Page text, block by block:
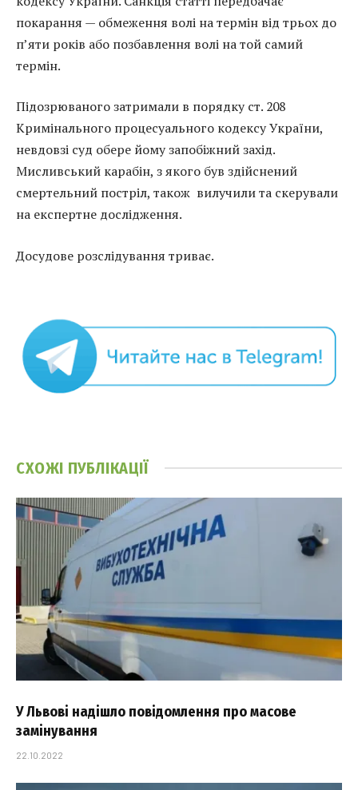
покарання — обмеження волі на термін від трьох до
п’яти років або позбавлення волі на той самий
термін.
Підозрюваного затримали в порядку ст. 208
Кримінального процесуального кодексу України,
невдовзі суд обере йому запобіжний захід.
Мисливський карабін, з якого був здійснений
смертельний постріл, також вилучили та скерували
на експертне дослідження.
Досудове розслідування триває.
СХОЖІ ПУБЛІКАЦІЇ
У Львові надішло повідомлення про масове
замінування
22.10.2022